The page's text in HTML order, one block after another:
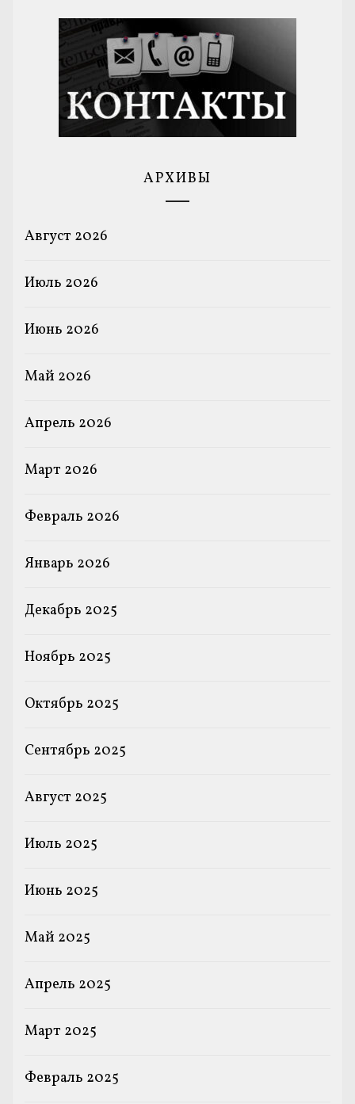
АРХИВЫ
Август 2026
Июль 2026
Июнь 2026
Май 2026
Апрель 2026
Март 2026
Февраль 2026
Январь 2026
Декабрь 2025
Ноябрь 2025
Октябрь 2025
Сентябрь 2025
Август 2025
Июль 2025
Июнь 2025
Май 2025
Апрель 2025
Март 2025
Февраль 2025